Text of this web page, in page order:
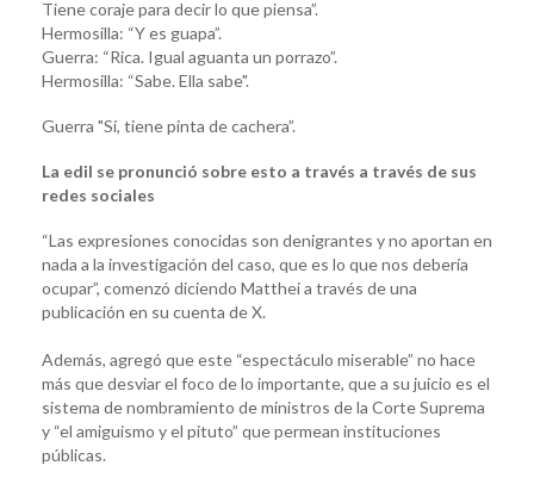
Tiene coraje para decir lo que piensa”.
Hermosilla: “Y es guapa”.
Guerra: “Rica. Igual aguanta un porrazo”.
Hermosilla: “Sabe. Ella sabe".
Guerra "Sí, tiene pinta de cachera”.
La edil se pronunció sobre esto a través a través de sus
redes sociales
“Las expresiones conocidas son denigrantes y no aportan en
nada a la investigación del caso, que es lo que nos debería
ocupar”, comenzó diciendo Matthei a través de una
publicación en su cuenta de X.
Además, agregó que este “espectáculo miserable” no hace
más que desviar el foco de lo importante, que a su juicio es el
sistema de nombramiento de ministros de la Corte Suprema
y “el amiguismo y el pituto” que permean instituciones
públicas.